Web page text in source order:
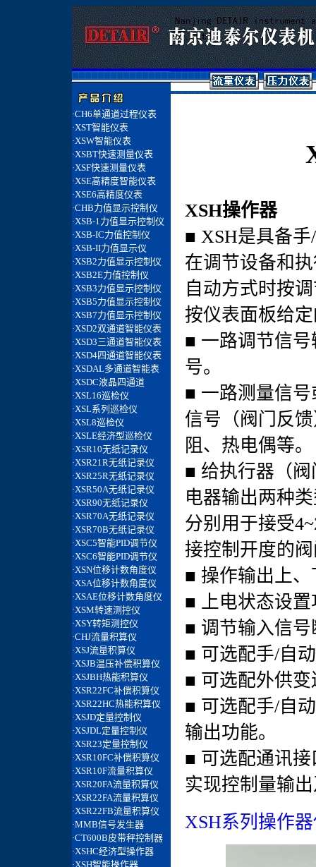
XSH操作器
■ XSH是具备
在调节设备和
自动方式时按
按仪表面板给
■ 一路调节信
号。
■ 一路测量信
信号（阀门反
阻、热电偶等。
■ 给执行器（
电器输出两种
分别用于接受
接控制开度的
■ 操作输出上
■ 上电状态设置
■ 调节输入信
■ 可选配手/自
■ 可选配外供
■ 可选配手/自
输出功能。
■ 可选配通讯
实现控制量输
XSH系列操作